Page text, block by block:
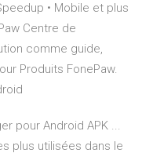
• Mobile et plus
Centre de
comme guide,
Produits FonePaw.
pour Android APK ...
plus utilisées dans le